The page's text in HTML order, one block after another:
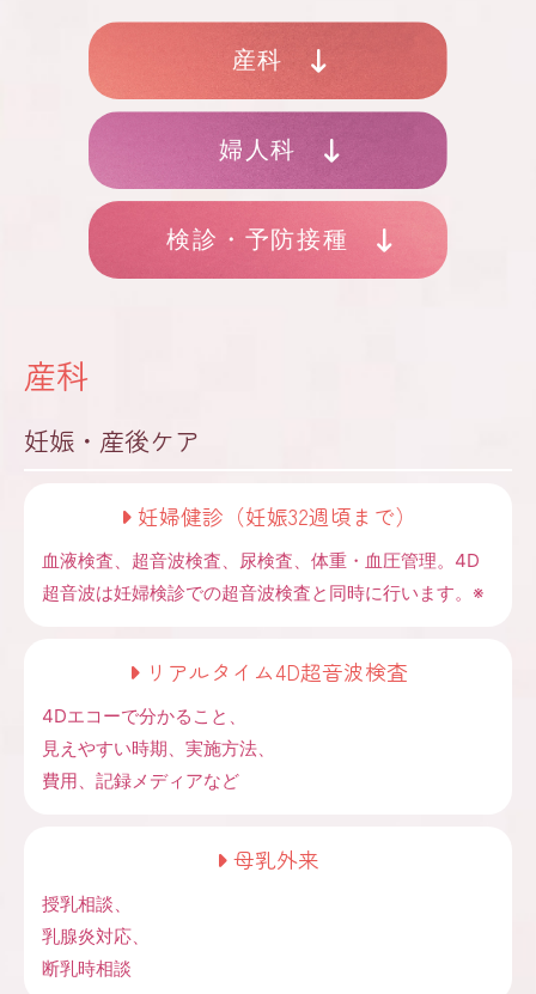
産科
婦人科
検診・予防接種
産科
妊娠・産後ケア
妊婦健診（妊娠32週頃まで）
血液検査、超音波検査、尿検査、体重・血圧管理。4D
超音波は妊婦検診での超音波検査と同時に行います。※
リアルタイム4D超音波検査
4Dエコーで分かること、
見えやすい時期、実施方法、
費用、記録メディアなど
母乳外来
授乳相談、
乳腺炎対応、
断乳時相談